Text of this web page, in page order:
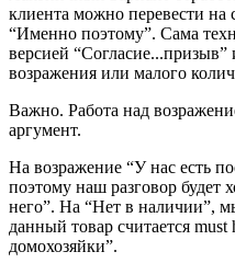
клиента можно перевести на
“Именно поэтому”. Сама
версией “Согласие...призыв”
возражения или малого
Важно. Работа над
аргумент.
На возражение “У нас есть
поэтому наш разговор будет
него”. На “Нет в наличии”,
данный товар считается
домохозяйки”.